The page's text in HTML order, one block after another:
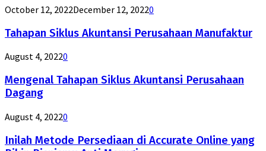
October 12, 2022December 12, 20220
Tahapan Siklus Akuntansi Perusahaan Manufaktur
August 4, 20220
Mengenal Tahapan Siklus Akuntansi Perusahaan
Dagang
August 4, 20220
Inilah Metode Persediaan di Accurate Online yang